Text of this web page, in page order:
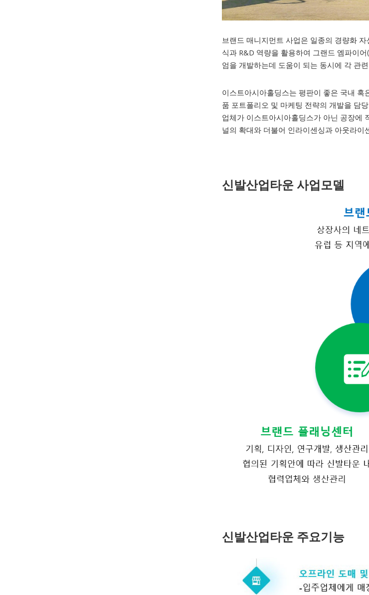
브랜드 매니지먼트 사업은 일종의 경량화
식과 R&D 역량을 활용하여 그랜드 엠파이
엄을 개발하는데 도움이 되는 동시에 각 관
이스트아시아홀딩스는 평판이 좋은 국내
품 포트폴리오 및 마케팅 전략의 개발을 담
업체가 이스트아시아홀딩스가 아닌 공장에
널의 확대와 더불어 인라이센싱과 아웃라
신발산업타운 사업모델
신발산업타운 주요기능